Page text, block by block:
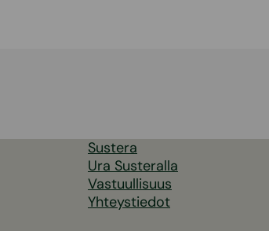
Sustera
Ura Susteralla
Vastuullisuus
Yhteystiedot